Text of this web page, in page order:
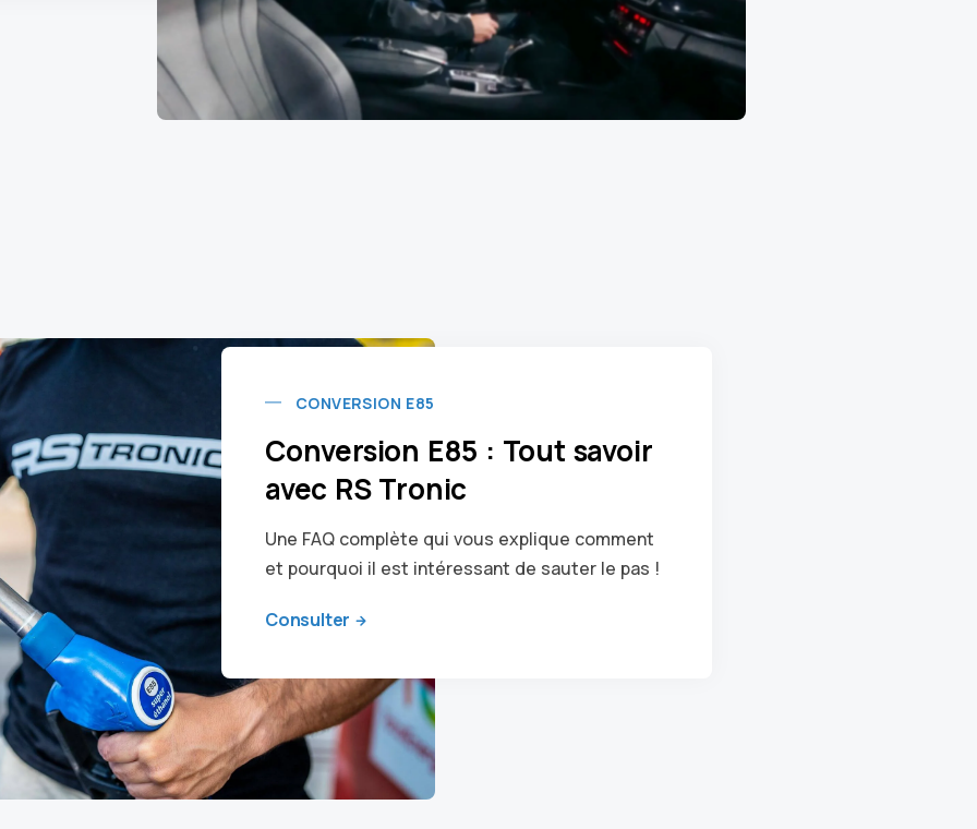
CONVERSION E85
Conversion E85 : Tout savoir
avec RS Tronic
Une FAQ complète qui vous explique comment
et pourquoi il est intéressant de sauter le pas !
Consulter